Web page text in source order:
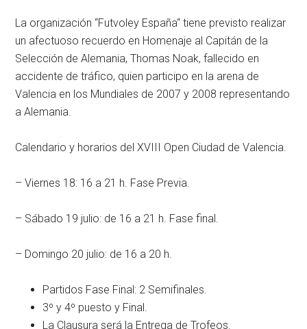
La organización “Futvoley España“ tiene previsto realizar
un afectuoso recuerdo en Homenaje al Capitán de la
Selección de Alemania, Thomas Noak, fallecido en
accidente de tráfico, quien participo en la arena de
Valencia en los Mundiales de 2007 y 2008 representando
a Alemania.
Calendario y horarios del XVIII Open Ciudad de Valencia.
– Viernes 18: 16 a 21 h. Fase Previa.
– Sábado 19 julio: de 16 a 21 h. Fase final.
– Domingo 20 julio: de 16 a 20 h.
Partidos Fase Final: 2 Semifinales.
3º y 4º puesto y Final.
La Clausura será la Entrega de Trofeos.